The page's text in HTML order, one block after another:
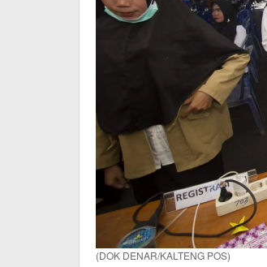
(DOK DENAR/KALTENG POS)